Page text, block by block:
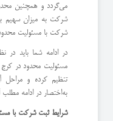
می‌گردد و همچنین
شرکت به میزان سهیم
شرکت با مسئولیت
در ادامه شما باید
مسئولیت محدود در کرج
تنظیم کرده و مراحل
به‌اختصار در ادامه
شرایط ثبت شرکت با